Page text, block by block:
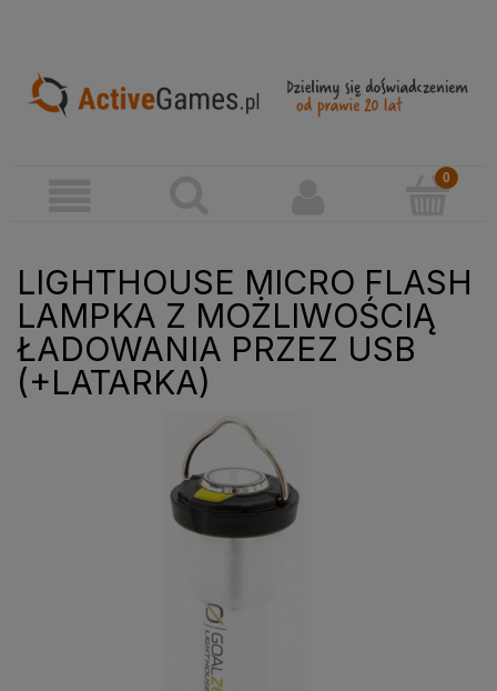
LIGHTHOUSE MICRO FLASH
LAMPKA Z MOŻLIWOŚCIĄ
ŁADOWANIA PRZEZ USB
(+LATARKA)